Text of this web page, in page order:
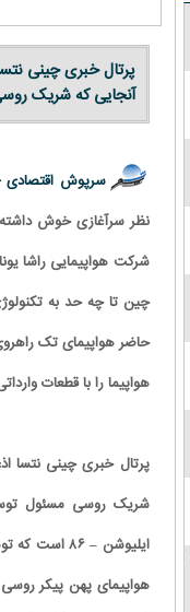
پرتال خبری چینی
آنجایی که شریک
سرپوش اقتصادی
نظر سرآغازی خوش
شرکت هواپیمایی راشا
چین تا چه حد به
هواپیما را با قطعات
پرتال خبری چینی نتسا
هواپیمای پهن پیکر